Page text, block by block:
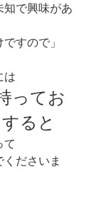
で興味があ
すので」
は
ってお
ると
て
ださいま